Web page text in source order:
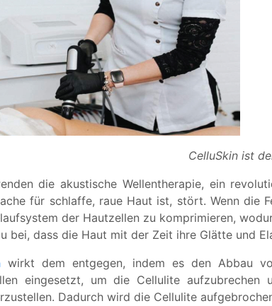
CelluSkin ist
die akustische Wellentherapie, ein
für schlaffe, raue Haut ist, stört. Wenn die
der Hautzellen zu komprimieren,
bei, dass die Haut mit der Zeit ihre Glätte und
wirkt dem entgegen, indem es den Abbau
eingesetzt, um die Cellulite
Dadurch wird die Cellulite